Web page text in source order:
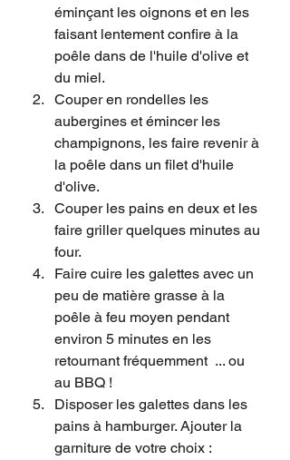
éminçant les oignons et en les
faisant lentement confire à la
poêle dans de l'huile d'olive et
du miel.
Couper en rondelles les
aubergines et émincer les
champignons, les faire revenir à
la poêle dans un filet d'huile
d'olive.
Couper les pains en deux et les
faire griller quelques minutes au
four.
Faire cuire les galettes avec un
peu de matière grasse à la
poêle à feu moyen pendant
environ 5 minutes en les
retournant fréquemment  ... ou
au BBQ !
Disposer les galettes dans les
pains à hamburger. Ajouter la
garniture de votre choix :